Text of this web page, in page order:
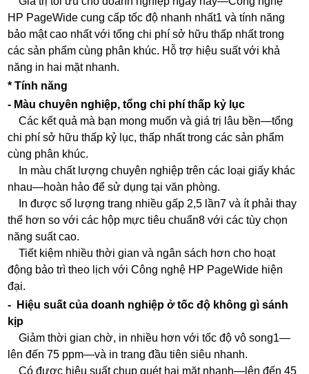
HP PageWide cung cấp tốc độ nhanh nhất1 và tính năng
bảo mật cao nhất với tổng chi phí sở hữu thấp nhất trong
các sản phẩm cùng phân khúc. Hỗ trợ hiệu suất với khả
năng in hai mặt nhanh.
* Tính năng
- Màu chuyên nghiệp, tổng chi phí thấp kỷ lục
Các kết quả mà bạn mong muốn và giá trị lâu bền—tổng
chi phí sở hữu thấp kỷ lục, thấp nhất trong các sản phẩm
cùng phân khúc.
In màu chất lượng chuyên nghiệp trên các loại giấy khác
nhau—hoàn hảo để sử dụng tại văn phòng.
In được số lượng trang nhiều gấp 2,5 lần7 và ít phải thay
thế hơn so với các hộp mực tiêu chuẩn8 với các tùy chọn
năng suất cao.
Tiết kiệm nhiều thời gian và ngân sách hơn cho hoạt
động bảo trì theo lịch với Công nghệ HP PageWide hiện
đại.
- Hiệu suất của doanh nghiệp ở tốc độ không gì sánh
kịp
Giảm thời gian chờ, in nhiều hơn với tốc độ vô song1—
lên đến 75 ppm—và in trang đầu tiên siêu nhanh.
Có được hiệu suất chụp quét hai mặt nhanh—lên đến 45